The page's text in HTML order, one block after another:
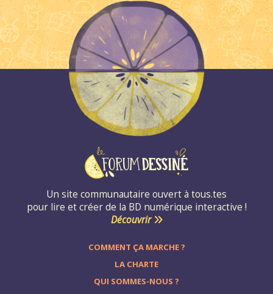
Un site communautaire ouvert à tous.tes
pour lire et créer de la BD numérique interactive !
Découvrir
COMMENT ÇA MARCHE ?
LA CHARTE
QUI SOMMES-NOUS ?